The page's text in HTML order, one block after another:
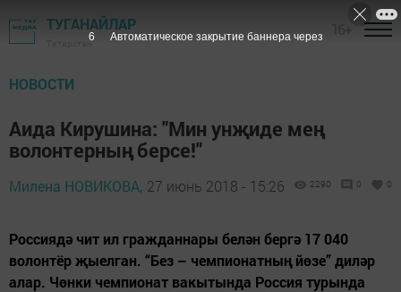
ТУГАНАЙЛАР
Татарстан
НОВОСТИ
Аида Кирушина: "Мин унҗиде мең
волонтерның берсе!"
Милена НОВИКОВА, 27 июнь 2018 - 15:26 2290 0 0
Россиядә чит ил гражданнары белән бергә 17 040
волонтёр җыелган. “Без – чемпионатның йөзе” диләр
алар. Чөнки чемпионат вакытында Россия турында
4 Автоматическое закрытие баннера через